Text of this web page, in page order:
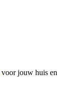
voor jouw huis en